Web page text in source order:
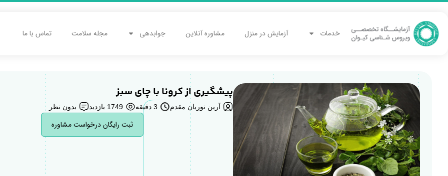
خدمات آزمایش در منزل مشاوره آنلاین جوابدهی مجله سلامت تماس با ما
پیشگیری از کرونا با چای سبز
آرین نوریان مقدم 3 دقیقه 1749 بازدید بدون نظر
ثبت رایگان درخواست مشاوره